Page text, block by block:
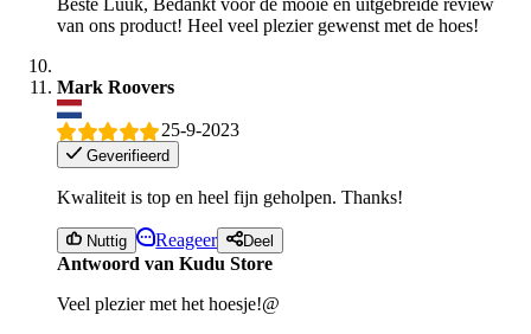
Beste Luuk, Bedankt voor de mooie en uitgebreide review
van ons product! Heel veel plezier gewenst met de hoes!
Mark Roovers
25-9-2023
Geverifieerd
Kwaliteit is top en heel fijn geholpen. Thanks!
Nuttig Reageer Deel
Antwoord van Kudu Store
Veel plezier met het hoesje!@